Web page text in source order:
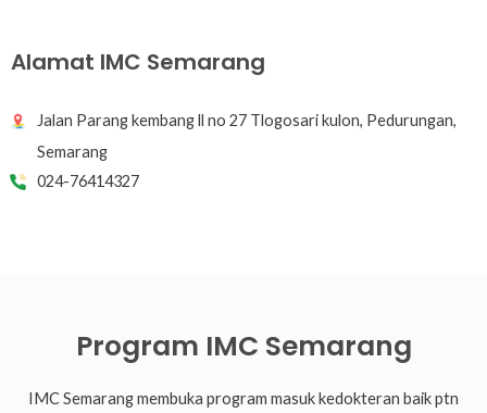
Alamat IMC Semarang
Jalan Parang kembang ll no 27 Tlogosari kulon, Pedurungan,
Semarang
024-76414327
Program IMC Semarang
IMC Semarang membuka program masuk kedokteran baik ptn